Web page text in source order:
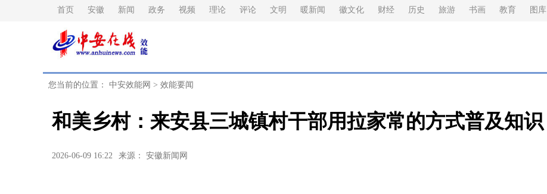
首页 安徽 新闻 政务 视频 理论 评论 文明 暖新闻 徽文化 财经 历史 旅游 书画 教育 图库
您当前的位置： 中安效能网 > 效能要闻
和美乡村：来安县三城镇村干部用拉家常的方式普及知识
2026-06-09 16:22 来源： 安徽新闻网